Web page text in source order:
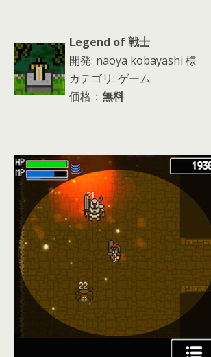
Legend of 戦士
開発: naoya kobayashi 様
カテゴリ: ゲーム
価格： 無料